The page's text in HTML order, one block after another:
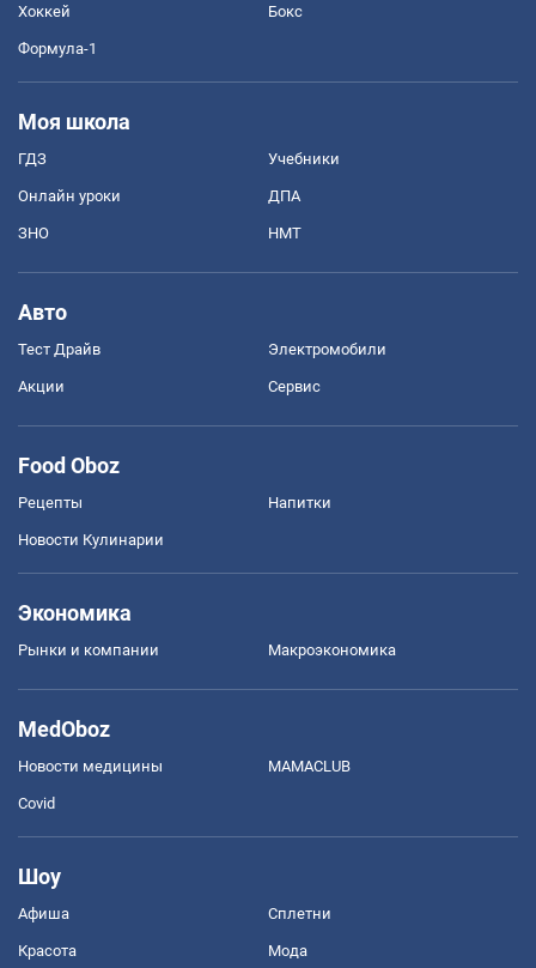
Хоккей Бокс
Формула-1
Моя школа
ГДЗ Учебники
Онлайн уроки ДПА
ЗНО НМТ
Авто
Тест Драйв Электромобили
Акции Сервис
Food Oboz
Рецепты Напитки
Новости Кулинарии
Экономика
Рынки и компании Mакроэкономика
MedOboz
Новости медицины MAMACLUB
Covid
Шоу
Афиша Сплетни
Красота Мода